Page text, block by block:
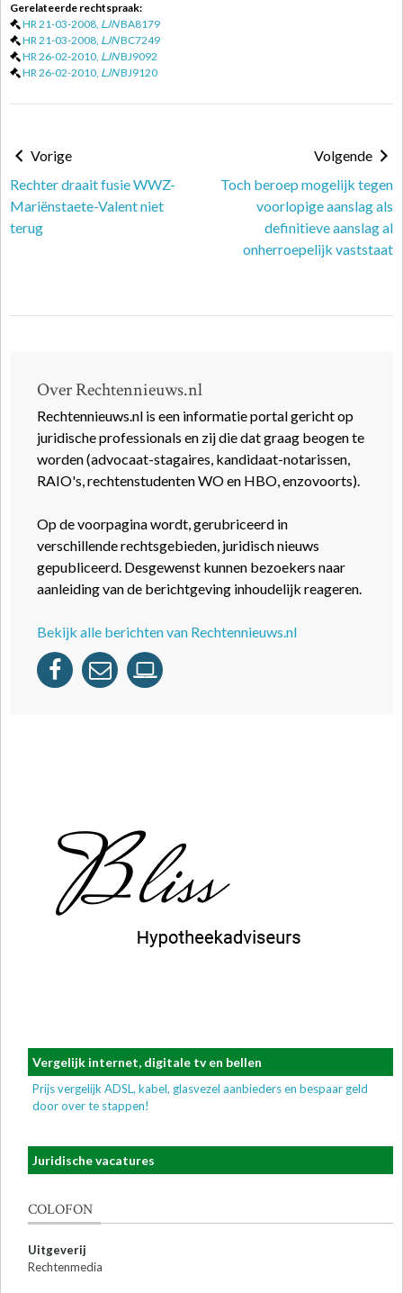
Gerelateerde rechtspraak:
HR 21-03-2008, LJNBA8179
HR 21-03-2008, LJNBC7249
HR 26-02-2010, LJNBJ9092
HR 26-02-2010, LJNBJ9120
Vorige
Rechter draait fusie WWZ-
Mariënstaete-Valent niet
terug
Volgende
Toch beroep mogelijk tegen
voorlopige aanslag als
definitieve aanslag al
onherroepelijk vaststaat
Over Rechtennieuws.nl
Rechtennieuws.nl is een informatie portal gericht op
juridische professionals en zij die dat graag beogen te
worden (advocaat-stagaires, kandidaat-notarissen,
RAIO's, rechtenstudenten WO en HBO, enzovoorts).
Op de voorpagina wordt, gerubriceerd in
verschillende rechtsgebieden, juridisch nieuws
gepubliceerd. Desgewenst kunnen bezoekers naar
aanleiding van de berichtgeving inhoudelijk reageren.
Bekijk alle berichten van Rechtennieuws.nl
Vergelijk internet, digitale tv en bellen
Prijs vergelijk ADSL, kabel, glasvezel aanbieders en bespaar geld
door over te stappen!
Juridische vacatures
COLOFON
Uitgeverij
Rechtenmedia